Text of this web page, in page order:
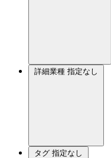
詳細業種 指定なし
タグ 指定なし